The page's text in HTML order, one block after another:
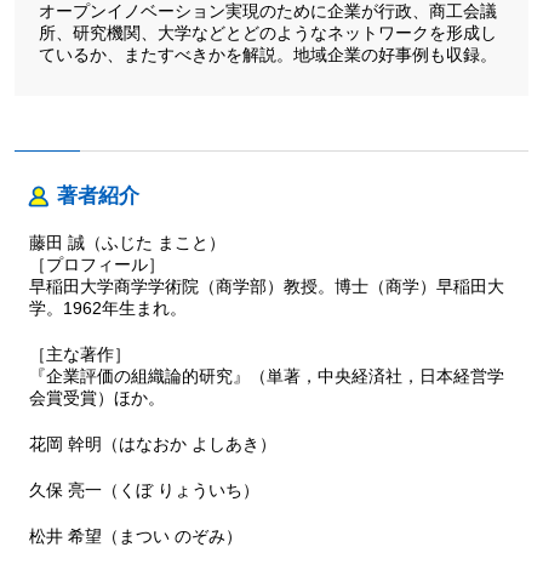
オープンイノベーション実現のために企業が行政、商工会議
所、研究機関、大学などとどのようなネットワークを形成し
ているか、またすべきかを解説。地域企業の好事例も収録。
著者紹介
藤田 誠（ふじた まこと）
［プロフィール］
早稲田大学商学学術院（商学部）教授。博士（商学）早稲田大
学。1962年生まれ。
［主な著作］
『企業評価の組織論的研究』（単著，中央経済社，日本経営学
会賞受賞）ほか。
花岡 幹明（はなおか よしあき）
久保 亮一（くぼ りょういち）
松井 希望（まつい のぞみ）